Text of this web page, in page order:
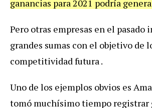
ganancias para 2021 podría
Pero otras empresas en el
grandes sumas con el objetivo de
competitividad futura .
Uno de los ejemplos obvios es
tomó muchísimo tiempo registrar